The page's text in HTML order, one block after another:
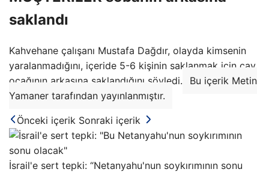
saklandı
Kahvehane çalışanı Mustafa Dağdır, olayda kimsenin
yaralanmadığını, içeride 5-6 kişinin saklanmak için çay
ocağının arkasına saklandığını söyledi.
Bu içerik Metin
Yamaner tarafından yayınlanmıştır.
Önceki içerik Sonraki içerik
İsrail'e sert tepki: “Netanyahu'nun soykırımının sonu